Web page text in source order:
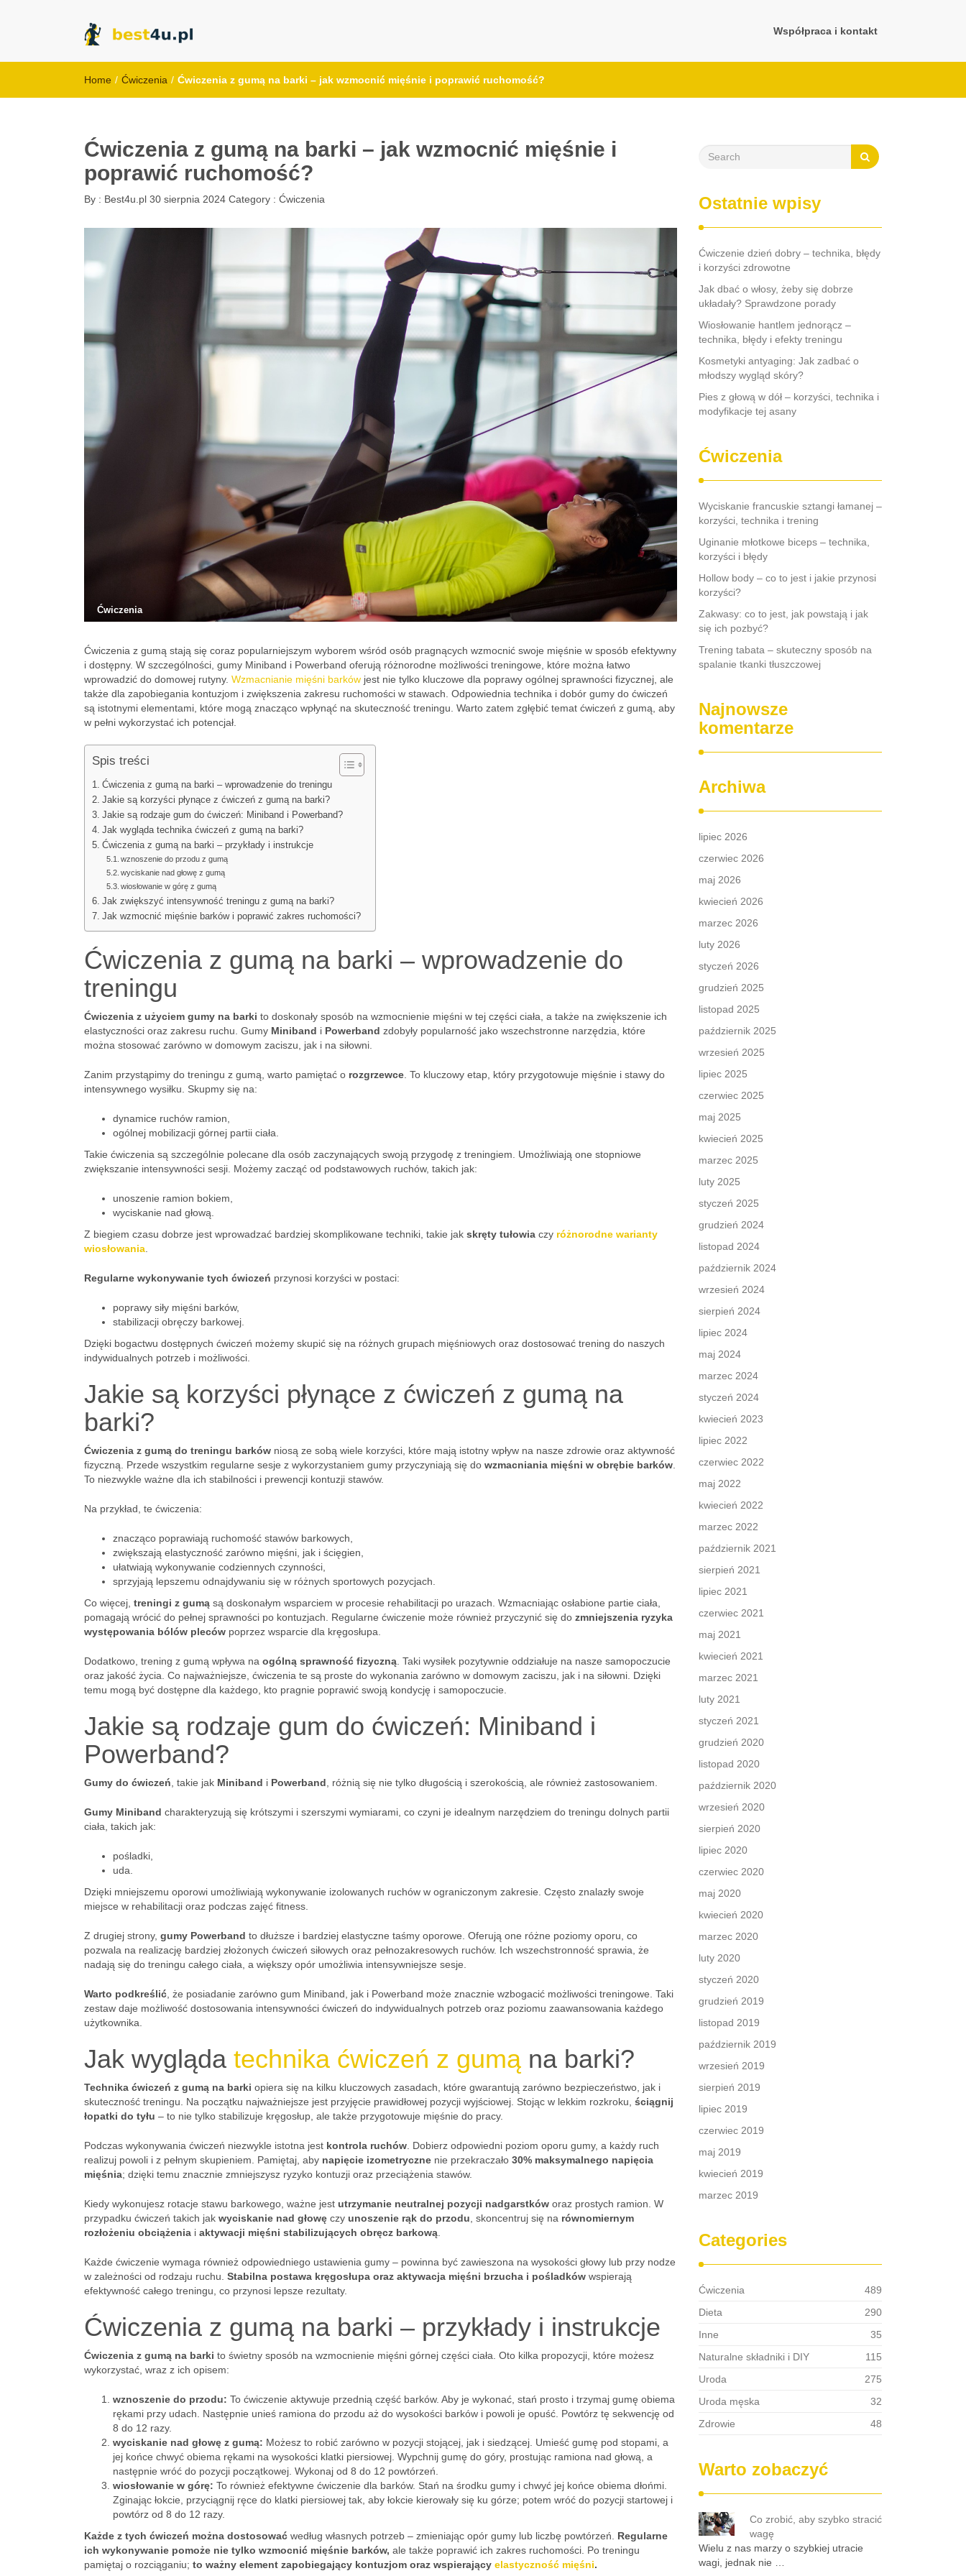
Współpraca i kontakt
Home / Ćwiczenia / Ćwiczenia z gumą na barki – jak wzmocnić mięśnie i poprawić ruchomość?
Ćwiczenia z gumą na barki – jak wzmocnić mięśnie i
poprawić ruchomość?
By : Best4u.pl 30 sierpnia 2024 Category : Ćwiczenia
Ćwiczenia
Ćwiczenia z gumą stają się coraz popularniejszym wyborem wśród osób pragnących wzmocnić swoje mięśnie w sposób efektywny
i dostępny. W szczególności, gumy Miniband i Powerband oferują różnorodne możliwości treningowe, które można łatwo
wprowadzić do domowej rutyny. Wzmacnianie mięśni barków jest nie tylko kluczowe dla poprawy ogólnej sprawności fizycznej, ale
także dla zapobiegania kontuzjom i zwiększenia zakresu ruchomości w stawach. Odpowiednia technika i dobór gumy do ćwiczeń
są istotnymi elementami, które mogą znacząco wpłynąć na skuteczność treningu. Warto zatem zgłębić temat ćwiczeń z gumą, aby
w pełni wykorzystać ich potencjał.
Spis treści
Ćwiczenia z gumą na barki – wprowadzenie do treningu
Jakie są korzyści płynące z ćwiczeń z gumą na barki?
Jakie są rodzaje gum do ćwiczeń: Miniband i Powerband?
Jak wygląda technika ćwiczeń z gumą na barki?
Ćwiczenia z gumą na barki – przykłady i instrukcje
wznoszenie do przodu z gumą
wyciskanie nad głowę z gumą
wiosłowanie w górę z gumą
Jak zwiększyć intensywność treningu z gumą na barki?
Jak wzmocnić mięśnie barków i poprawić zakres ruchomości?
Ćwiczenia z gumą na barki – wprowadzenie do
treningu
Ćwiczenia z użyciem gumy na barki to doskonały sposób na wzmocnienie mięśni w tej części ciała, a także na zwiększenie ich
elastyczności oraz zakresu ruchu. Gumy Miniband i Powerband zdobyły popularność jako wszechstronne narzędzia, które
można stosować zarówno w domowym zaciszu, jak i na siłowni.
Zanim przystąpimy do treningu z gumą, warto pamiętać o rozgrzewce . To kluczowy etap, który przygotowuje mięśnie i stawy do
intensywnego wysiłku. Skupmy się na:
dynamice ruchów ramion,
ogólnej mobilizacji górnej partii ciała.
Takie ćwiczenia są szczególnie polecane dla osób zaczynających swoją przygodę z treningiem. Umożliwiają one stopniowe
zwiększanie intensywności sesji. Możemy zacząć od podstawowych ruchów, takich jak:
unoszenie ramion bokiem,
wyciskanie nad głową.
Z biegiem czasu dobrze jest wprowadzać bardziej skomplikowane techniki, takie jak skręty tułowia czy różnorodne warianty
wiosłowania
Regularne wykonywanie tych ćwiczeń przynosi korzyści w postaci:
poprawy siły mięśni barków,
stabilizacji obręczy barkowej.
Dzięki bogactwu dostępnych ćwiczeń możemy skupić się na różnych grupach mięśniowych oraz dostosować trening do naszych
indywidualnych potrzeb i możliwości.
Jakie są korzyści płynące z ćwiczeń z gumą na
barki?
Ćwiczenia z gumą do treningu barków niosą ze sobą wiele korzyści, które mają istotny wpływ na nasze zdrowie oraz aktywność
fizyczną. Przede wszystkim regularne sesje z wykorzystaniem gumy przyczyniają się do wzmacniania mięśni w obrębie barków
To niezwykle ważne dla ich stabilności i prewencji kontuzji stawów.
Na przykład, te ćwiczenia:
znacząco poprawiają ruchomość stawów barkowych,
zwiększają elastyczność zarówno mięśni, jak i ścięgien,
ułatwiają wykonywanie codziennych czynności,
sprzyjają lepszemu odnajdywaniu się w różnych sportowych pozycjach.
Co więcej, treningi z gumą są doskonałym wsparciem w procesie rehabilitacji po urazach. Wzmacniając osłabione partie ciała,
pomagają wrócić do pełnej sprawności po kontuzjach. Regularne ćwiczenie może również przyczynić się do zmniejszenia ryzyka
występowania bólów pleców poprzez wsparcie dla kręgosłupa.
Dodatkowo, trening z gumą wpływa na ogólną sprawność fizyczną . Taki wysiłek pozytywnie oddziałuje na nasze samopoczucie
oraz jakość życia. Co najważniejsze, ćwiczenia te są proste do wykonania zarówno w domowym zaciszu, jak i na siłowni. Dzięki
temu mogą być dostępne dla każdego, kto pragnie poprawić swoją kondycję i samopoczucie.
Jakie są rodzaje gum do ćwiczeń: Miniband i
Powerband?
Gumy do ćwiczeń , takie jak Miniband i Powerband , różnią się nie tylko długością i szerokością, ale również zastosowaniem.
Gumy Miniband charakteryzują się krótszymi i szerszymi wymiarami, co czyni je idealnym narzędziem do treningu dolnych partii
ciała, takich jak:
pośladki,
uda.
Dzięki mniejszemu oporowi umożliwiają wykonywanie izolowanych ruchów w ograniczonym zakresie. Często znalazły swoje
miejsce w rehabilitacji oraz podczas zajęć fitness.
Z drugiej strony, gumy Powerband to dłuższe i bardziej elastyczne taśmy oporowe. Oferują one różne poziomy oporu, co
pozwala na realizację bardziej złożonych ćwiczeń siłowych oraz pełnozakresowych ruchów. Ich wszechstronność sprawia, że
nadają się do treningu całego ciała, a większy opór umożliwia intensywniejsze sesje.
Warto podkreślić , że posiadanie zarówno gum Miniband, jak i Powerband może znacznie wzbogacić możliwości treningowe. Taki
zestaw daje możliwość dostosowania intensywności ćwiczeń do indywidualnych potrzeb oraz poziomu zaawansowania każdego
użytkownika.
Jak wygląda technika ćwiczeń z gumą na barki?
Technika ćwiczeń z gumą na barki opiera się na kilku kluczowych zasadach, które gwarantują zarówno bezpieczeństwo, jak i
skuteczność treningu. Na początku najważniejsze jest przyjęcie prawidłowej pozycji wyjściowej. Stojąc w lekkim rozkroku, ściągnij
łopatki do tyłu – to nie tylko stabilizuje kręgosłup, ale także przygotowuje mięśnie do pracy.
Podczas wykonywania ćwiczeń niezwykle istotna jest kontrola ruchów . Dobierz odpowiedni poziom oporu gumy, a każdy ruch
realizuj powoli i z pełnym skupieniem. Pamiętaj, aby napięcie izometryczne nie przekraczało 30% maksymalnego napięcia
mięśnia; dzięki temu znacznie zmniejszysz ryzyko kontuzji oraz przeciążenia stawów.
Kiedy wykonujesz rotacje stawu barkowego, ważne jest utrzymanie neutralnej pozycji nadgarstków oraz prostych ramion. W
przypadku ćwiczeń takich jak wyciskanie nad głowę czy unoszenie rąk do przodu , skoncentruj się na równomiernym
rozłożeniu obciążenia i aktywacji mięśni stabilizujących obręcz barkową
Każde ćwiczenie wymaga również odpowiedniego ustawienia gumy – powinna być zawieszona na wysokości głowy lub przy nodze
w zależności od rodzaju ruchu. Stabilna postawa kręgosłupa oraz aktywacja mięśni brzucha i pośladków wspierają
efektywność całego treningu, co przynosi lepsze rezultaty.
Ćwiczenia z gumą na barki – przykłady i instrukcje
Ćwiczenia z gumą na barki to świetny sposób na wzmocnienie mięśni górnej części ciała. Oto kilka propozycji, które możesz
wykorzystać, wraz z ich opisem:
wznoszenie do przodu: To ćwiczenie aktywuje przednią część barków. Aby je wykonać, stań prosto i trzymaj gumę obiema
rękami przy udach. Następnie unieś ramiona do przodu aż do wysokości barków i powoli je opuść. Powtórz tę sekwencję od
8 do 12 razy.
wyciskanie nad głowę z gumą: Możesz to robić zarówno w pozycji stojącej, jak i siedzącej. Umieść gumę pod stopami, a
jej końce chwyć obiema rękami na wysokości klatki piersiowej. Wypchnij gumę do góry, prostując ramiona nad głową, a
następnie wróć do pozycji początkowej. Wykonaj od 8 do 12 powtórzeń.
wiosłowanie w górę: To również efektywne ćwiczenie dla barków. Stań na środku gumy i chwyć jej końce obiema dłońmi.
Zginając łokcie, przyciągnij ręce do klatki piersiowej tak, aby łokcie kierowały się ku górze; potem wróć do pozycji startowej i
powtórz od 8 do 12 razy.
Każde z tych ćwiczeń można dostosować według własnych potrzeb – zmieniając opór gumy lub liczbę powtórzeń. Regularne
ich wykonywanie pomoże nie tylko wzmocnić mięśnie barków, ale także poprawić ich zakres ruchomości. Po treningu
pamiętaj o rozciąganiu; to ważny element zapobiegający kontuzjom oraz wspierający elastyczność mięśni.
Ostatnie wpisy
Ćwiczenie dzień dobry – technika, błędy
i korzyści zdrowotne
Jak dbać o włosy, żeby się dobrze
układały? Sprawdzone porady
Wiosłowanie hantlem jednorącz –
technika, błędy i efekty treningu
Kosmetyki antyaging: Jak zadbać o
młodszy wygląd skóry?
Pies z głową w dół – korzyści, technika i
modyfikacje tej asany
Ćwiczenia
Wyciskanie francuskie sztangi łamanej –
korzyści, technika i trening
Uginanie młotkowe biceps – technika,
korzyści i błędy
Hollow body – co to jest i jakie przynosi
korzyści?
Zakwasy: co to jest, jak powstają i jak
się ich pozbyć?
Trening tabata – skuteczny sposób na
spalanie tkanki tłuszczowej
Najnowsze
komentarze
Archiwa
lipiec 2026
czerwiec 2026
maj 2026
kwiecień 2026
marzec 2026
luty 2026
styczeń 2026
grudzień 2025
listopad 2025
październik 2025
wrzesień 2025
lipiec 2025
czerwiec 2025
maj 2025
kwiecień 2025
marzec 2025
luty 2025
styczeń 2025
grudzień 2024
listopad 2024
październik 2024
wrzesień 2024
sierpień 2024
lipiec 2024
maj 2024
marzec 2024
styczeń 2024
kwiecień 2023
lipiec 2022
czerwiec 2022
maj 2022
kwiecień 2022
marzec 2022
październik 2021
sierpień 2021
lipiec 2021
czerwiec 2021
maj 2021
kwiecień 2021
marzec 2021
luty 2021
styczeń 2021
grudzień 2020
listopad 2020
październik 2020
wrzesień 2020
sierpień 2020
lipiec 2020
czerwiec 2020
maj 2020
kwiecień 2020
marzec 2020
luty 2020
styczeń 2020
grudzień 2019
listopad 2019
październik 2019
wrzesień 2019
sierpień 2019
lipiec 2019
czerwiec 2019
maj 2019
kwiecień 2019
marzec 2019
Categories
Ćwiczenia
489
Dieta
290
Inne
35
Naturalne składniki i DIY
115
Uroda
275
Uroda męska
32
Zdrowie
48
Warto zobaczyć
Co zrobić, aby szybko stracić
wagę
Wielu z nas marzy o szybkiej utracie
wagi, jednak nie …